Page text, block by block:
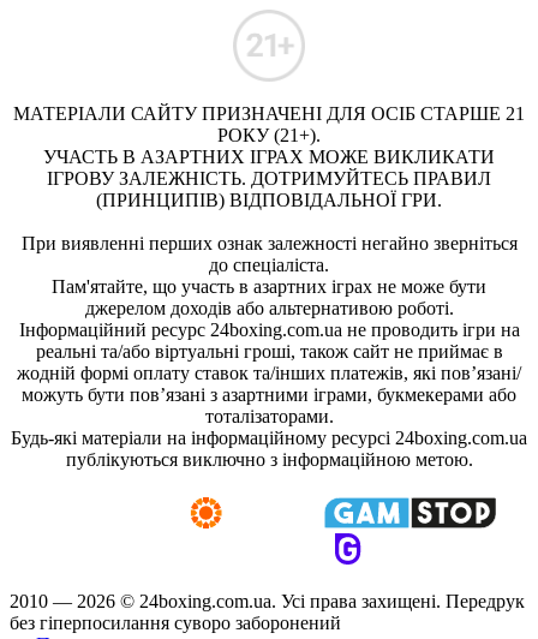
МАТЕРІАЛИ САЙТУ ПРИЗНАЧЕНІ ДЛЯ ОСІБ СТАРШЕ 21
РОКУ (21+).
УЧАСТЬ В АЗАРТНИХ ІГРАХ МОЖЕ ВИКЛИКАТИ
ІГРОВУ ЗАЛЕЖНІСТЬ. ДОТРИМУЙТЕСЬ ПРАВИЛ
(ПРИНЦИПІВ) ВІДПОВІДАЛЬНОЇ ГРИ.
При виявленні перших ознак залежності негайно зверніться
до спеціаліста.
Пам'ятайте, що участь в азартних іграх не може бути
джерелом доходів або альтернативою роботі.
Інформаційний ресурс 24boxing.com.ua не проводить ігри на
реальні та/або віртуальні гроші, також сайт не приймає в
жодній формі оплату ставок та/інших платежів, які пов’язані/
можуть бути пов’язані з азартними іграми, букмекерами або
тоталізаторами.
Будь-які матеріали на інформаційному ресурсі 24boxing.com.ua
публікуються виключно з інформаційною метою.
2010 — 2026 © 24boxing.com.ua. Усi права захищенi. Передрук
без гіперпосилання суворо заборонений